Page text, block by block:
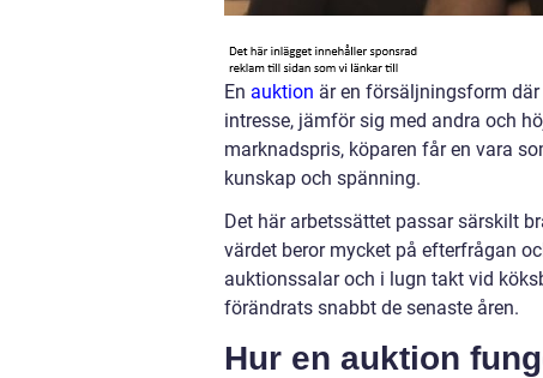
En auktion är en försäljningsform
intresse, jämför sig med andra och
marknadspris, köparen får en vara
kunskap och spänning.
Det här arbetssättet passar särskilt
värdet beror mycket på efterfrågan
auktionssalar och i lugn takt vid
förändrats snabbt de senaste åren.
Hur en auktion